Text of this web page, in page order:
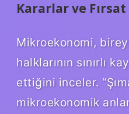
Kararlar ve
Mikroekonomi,
halklarının sınırlı
ettiğini inceler.
mikroekonomik